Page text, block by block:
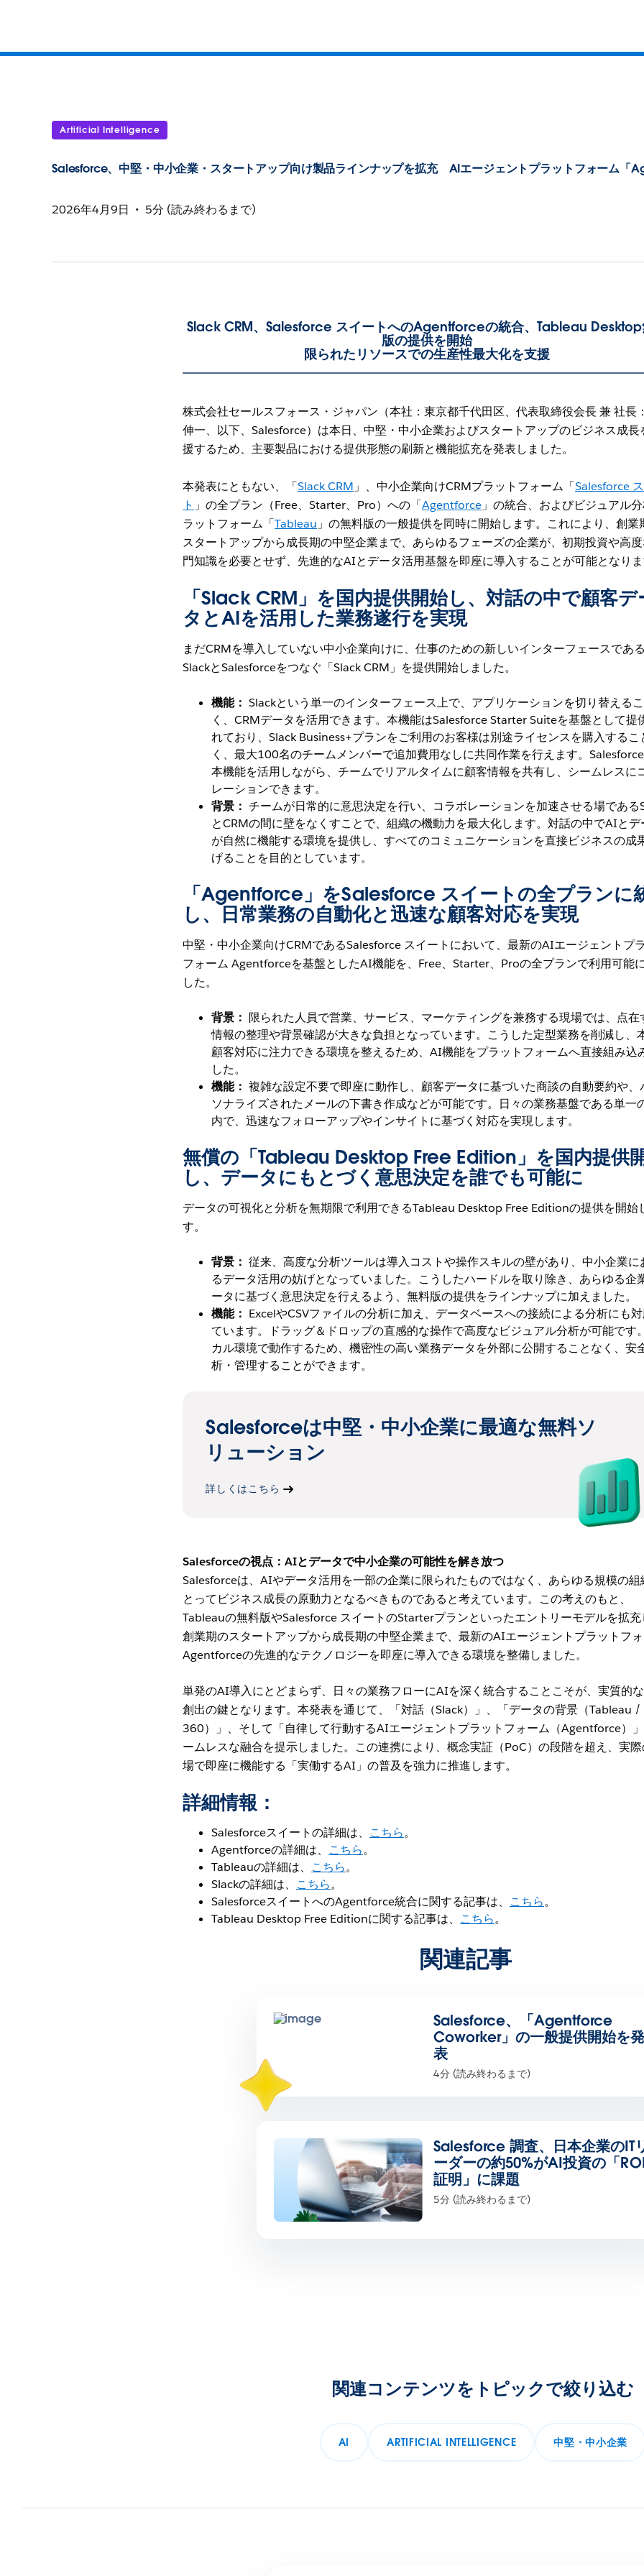
Artificial Intelligence
Salesforce、中堅・中小企業・スタートアップ向け製品ラインナップを拡充 AIエージェントプラットフォーム「
2026年4月9日 5分 (読み終わるまで)
Slack CRM、Salesforce スイートへのAgentforceの統合、Tableau Desktop
版の提供を開始
限られたリソースでの生産性最大化を支援
株式会社セールスフォース・ジャパン（本社：東京都千代田区、代表取締役会長 兼 社長
伸一、以下、Salesforce）は本日、中堅・中小企業およびスタートアップのビジネス成長
援するため、主要製品における提供形態の刷新と機能拡充を発表しました。
本発表にともない、「Slack CRM 」、中小企業向けCRMプラットフォーム「Salesforce
ト 」の全プラン（Free、Starter、Pro）への「Agentforce 」の統合、およびビジュアル
ラットフォーム「Tableau 」の無料版の一般提供を同時に開始します。これにより、創業
スタートアップから成長期の中堅企業まで、あらゆるフェーズの企業が、初期投資や高
門知識を必要とせず、先進的なAIとデータ活用基盤を即座に導入することが可能となりま
「Slack CRM」を国内提供開始し、対話の中で顧客デ
タとAIを活用した業務遂行を実現
まだCRMを導入していない中小企業向けに、仕事のための新しいインターフェースである
SlackとSalesforceをつなぐ「Slack CRM」を提供開始しました。
機能： Slackという単一のインターフェース上で、アプリケーションを切り替える
く、CRMデータを活用できます。本機能はSalesforce Starter Suiteを基盤として提
れており、Slack Business+プランをご利用のお客様は別途ライセンスを購入するこ
く、最大100名のチームメンバーで追加費用なしに共同作業を行えます。
本機能を活用しながら、チームでリアルタイムに顧客情報を共有し、シームレスに
レーションできます。
背景： チームが日常的に意思決定を行い、コラボレーションを加速させる場である
とCRMの間に壁をなくすことで、組織の機動力を最大化します。対話の中でAIとデ
が自然に機能する環境を提供し、すべてのコミュニケーションを直接ビジネスの成
げることを目的としています。
「Agentforce」をSalesforce スイートの全プランに
し、日常業務の自動化と迅速な顧客対応を実現
中堅・中小企業向けCRMであるSalesforce スイートにおいて、最新のAIエージェントプ
フォーム Agentforceを基盤としたAI機能を、Free、Starter、Proの全プランで利用可能
した。
背景： 限られた人員で営業、サービス、マーケティングを兼務する現場では、点在
情報の整理や背景確認が大きな負担となっています。こうした定型業務を削減し、
顧客対応に注力できる環境を整えるため、AI機能をプラットフォームへ直接組み込
した。
機能： 複雑な設定不要で即座に動作し、顧客データに基づいた商談の自動要約や、
ソナライズされたメールの下書き作成などが可能です。日々の業務基盤である単一
内で、迅速なフォローアップやインサイトに基づく対応を実現します。
無償の「Tableau Desktop Free Edition」を国内提供
し、データにもとづく意思決定を誰でも可能に
データの可視化と分析を無期限で利用できるTableau Desktop Free Editionの提供を開始
す。
背景： 従来、高度な分析ツールは導入コストや操作スキルの壁があり、中小企業に
るデータ活用の妨げとなっていました。こうしたハードルを取り除き、あらゆる企
ータに基づく意思決定を行えるよう、無料版の提供をラインナップに加えました。
機能： ExcelやCSVファイルの分析に加え、データベースへの接続による分析にも
ています。ドラッグ＆ドロップの直感的な操作で高度なビジュアル分析が可能です
カル環境で動作するため、機密性の高い業務データを外部に公開することなく、安
析・管理することができます。
Salesforceは中堅・中小企業に最適な無料ソ
リューション
詳しくはこちら
Salesforceの視点：AIとデータで中小企業の可能性を解き放つ
Salesforceは、AIやデータ活用を一部の企業に限られたものではなく、あらゆる規模の組
とってビジネス成長の原動力となるべきものであると考えています。この考えのもと、
Tableauの無料版やSalesforce スイートのStarterプランといったエントリーモデルを拡充
創業期のスタートアップから成長期の中堅企業まで、最新のAIエージェントプラットフ
Agentforceの先進的なテクノロジーを即座に導入できる環境を整備しました。
単発のAI導入にとどまらず、日々の業務フローにAIを深く統合することこそが、実質的
創出の鍵となります。本発表を通じて、「対話（Slack）」、「データの背景（Tableau
360）」、そして「自律して行動するAIエージェントプラットフォーム（Agentforce）
ームレスな融合を提示しました。この連携により、概念実証（PoC）の段階を超え、実
場で即座に機能する「実働するAI」の普及を強力に推進します。
詳細情報：
Salesforceスイートの詳細は、 こちら。
Agentforceの詳細は、 こちら。
Tableauの詳細は、 こちら。
Slackの詳細は、 こちら。
SalesforceスイートへのAgentforce統合に関する記事は、 こちら。
Tableau Desktop Free Editionに関する記事は、 こちら。
関連記事
Salesforce、「Agentforce
Coworker」の一般提供開始を
表
4分 (読み終わるまで)
Salesforce 調査、日本企業のIT
ーダーの約50%がAI投資の「
証明」に課題
5分 (読み終わるまで)
関連コンテンツをトピックで絞り込む
AI ARTIFICIAL INTELLIGENCE 中堅・中小企業